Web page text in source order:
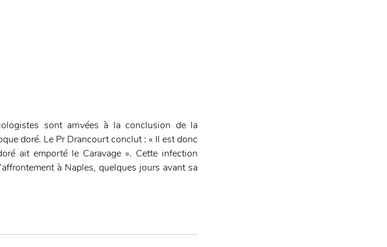
sont arrivées à la conclusion de la
doré. Le Pr Drancourt conclut : « Il est donc
ait emporté le Caravage ». Cette infection
à Naples, quelques jours avant sa